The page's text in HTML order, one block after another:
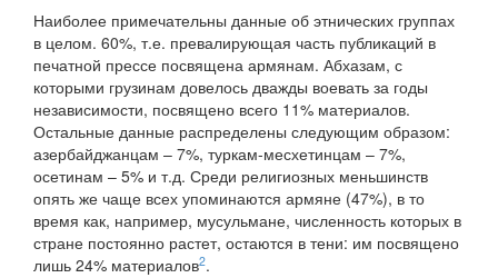
Наиболее примечательны данные об этнических группах
в целом. 60%, т.е. превалирующая часть публикаций в
печатной прессе посвящена армянам. Абхазам, с
которыми грузинам довелось дважды воевать за годы
независимости, посвящено всего 11% материалов.
Остальные данные распределены следующим образом:
азербайджанцам – 7%, туркам-месхетинцам – 7%,
осетинам – 5% и т.д. Среди религиозных меньшинств
опять же чаще всех упоминаются армяне (47%), в то
время как, например, мусульмане, численность которых в
стране постоянно растет, остаются в тени: им посвящено
лишь 24% материалов2.